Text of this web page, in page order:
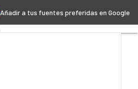
Añadir a tus fuentes preferidas en Google